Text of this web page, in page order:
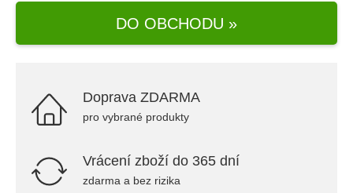
DO OBCHODU »
Doprava ZDARMA
pro vybrané produkty
Vrácení zboží do 365 dní
zdarma a bez rizika